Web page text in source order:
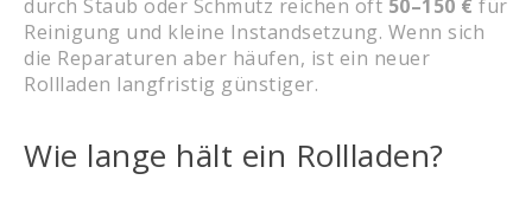
durch Staub oder Schmutz reichen oft 50–150 € für
Reinigung und kleine Instandsetzung. Wenn sich
die Reparaturen aber häufen, ist ein neuer
Rollladen langfristig günstiger.
Wie lange hält ein Rollladen?